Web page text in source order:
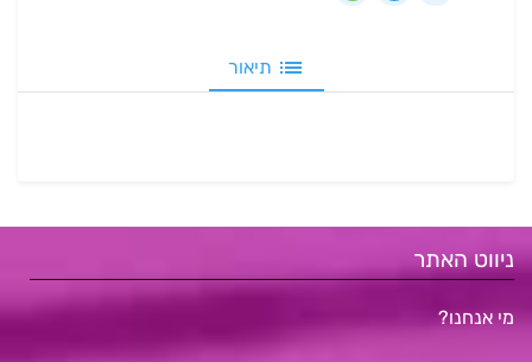
תיאור
ניווט האתר
מי אנחנו?